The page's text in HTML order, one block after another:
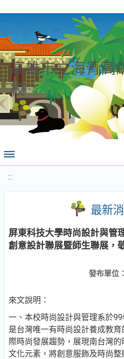
高雄市立海青高
校
:::
最新
屏東科技大學時尚設計與管
創意設計聯展暨師生聯展，
發布單位：
來文說明：
一、本校時尚設計與管理系於
是台灣唯一有時尚設計養成教
際時尚發展趨勢，展現南台灣
文化元素，將創意服飾及時尚